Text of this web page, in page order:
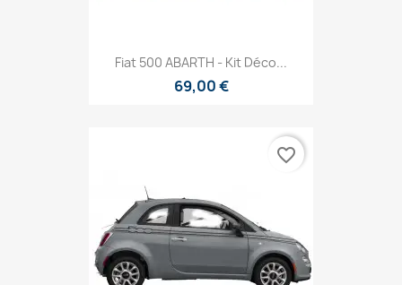
Fiat 500 ABARTH - Kit Déco...
69,00 €
favorite_border